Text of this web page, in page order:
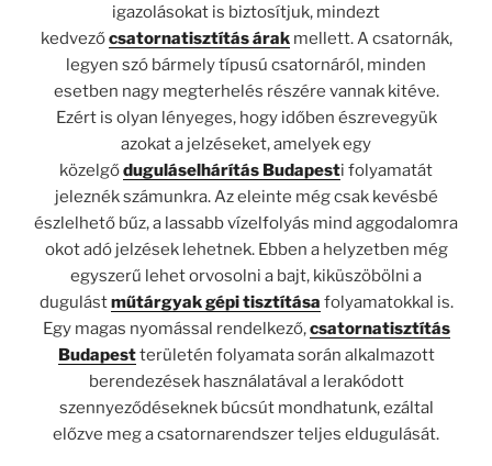
igazolásokat is biztosítjuk, mindezt
kedvezőcsatornatisztítás árakmellett. A csatornák,
legyen szó bármely típusú csatornáról, minden
esetben nagy megterhelés részére vannak kitéve.
Ezért is olyan lényeges, hogy időben észrevegyük
azokat a jelzéseket, amelyek egy
közelgőduguláselhárítás Budapesti folyamatát
jeleznék számunkra. Az eleinte még csak kevésbé
észlelhető bűz, a lassabb vízelfolyás mind aggodalomra
okot adó jelzések lehetnek. Ebben a helyzetben még
egyszerű lehet orvosolni a bajt, kiküszöbölni a
dugulástműtárgyak gépi tisztítása folyamatokkal is.
Egy magas nyomással rendelkező,csatornatisztítás
Budapestterületén folyamata során alkalmazott
berendezések használatával a lerakódott
szennyeződéseknek búcsút mondhatunk, ezáltal
előzve meg a csatornarendszer teljes eldugulását.